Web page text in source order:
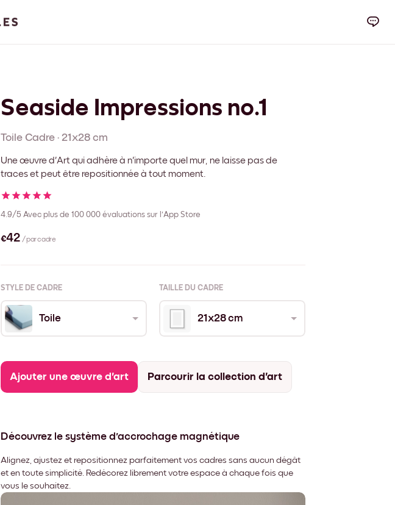
Seaside Impressions no.1
Toile Cadre · 21x28 cm
Une œuvre d'Art qui adhère à n'importe quel mur, ne laisse pas de
traces et peut être repositionnée à tout moment.
4.9/5 Avec plus de 100 000 évaluations sur l'App Store
€42 / par cadre
STYLE DE CADRE TAILLE DU CADRE
Toile 21x28 cm
Ajouter une œuvre d'art Parcourir la collection d'art
Découvrez le système d'accrochage magnétique
Alignez, ajustez et repositionnez parfaitement vos cadres sans aucun dégât
et en toute simplicité. Redécorez librement votre espace à chaque fois que
vous le souhaitez.